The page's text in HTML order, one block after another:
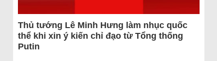
Thủ tướng Lê Minh Hưng làm nhục quốc
thể khi xin ý kiến chỉ đạo từ Tổng thống
Putin